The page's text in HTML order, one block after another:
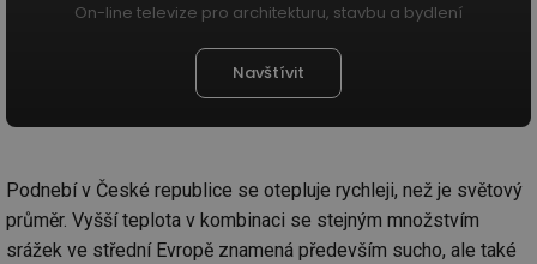
On-line televize pro architekturu, stavbu a bydlení
Navštívit
Podnebí v České republice se otepluje rychleji, než je světový
průměr. Vyšší teplota v kombinaci se stejným množstvím
srážek ve střední Evropě znamená především sucho, ale také